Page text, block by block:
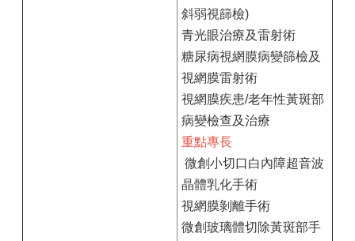
斜弱視篩檢)
青光眼治療及雷射術
糖尿病視網膜病變篩檢及
視網膜雷射術
視網膜疾患/老年性黃斑部
病變檢查及治療
重點專長
微創小切口白內障超音波
晶體乳化手術
視網膜剝離手術
微創玻璃體切除黃斑部手